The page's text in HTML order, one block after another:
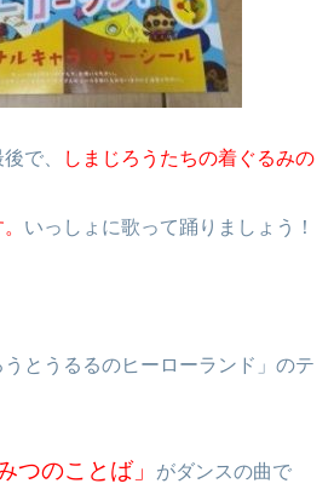
で、 しまじろうたちの着ぐるみの
いっしょに歌って踊りましょう！
とうるるのヒーローランド」のテ
つのことば」
がダンスの曲で